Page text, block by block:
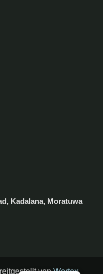
Kadalana, Moratuwa
vonWortex